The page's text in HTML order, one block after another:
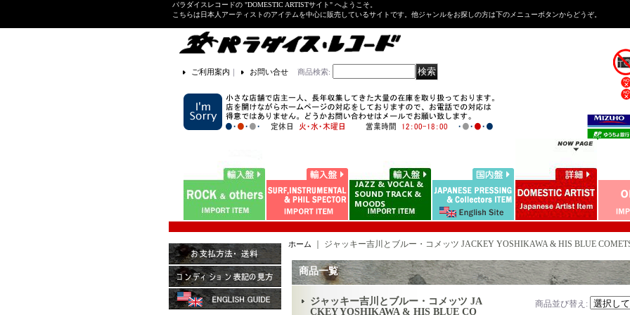
パラダイスレコードの "DOMESTIC ARTISTサイト" へようこそ。
こちらは日本人アーティストのアイテムを中心に販売しているサイトです。他ジャンルをお探しの方は下のメニューボタンからどうぞ。
ご利用案内 ｜ お問い合せ 商品検索:
ホーム ジャッキー吉川とブルー・コメッツ JACKEY YOSHIKAWA & HIS BLUE
商品一覧
ジャッキー吉川とブルー・コメッツ JA
CKEY YOSHIKAWA & HIS BLUE CO
商品並び替え :